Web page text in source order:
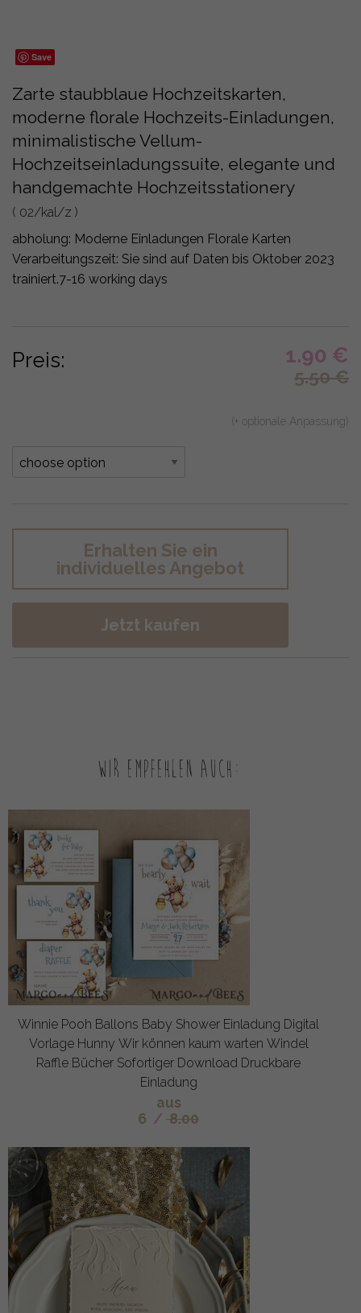
Save
Zarte staubblaue Hochzeitskarten,
moderne florale Hochzeits-Einladungen,
minimalistische Vellum-
Hochzeitseinladungssuite, elegante und
handgemachte Hochzeitsstationery
( 02/kal/z )
abholung: Moderne Einladungen Florale Karten
Verarbeitungszeit: Sie sind auf Daten bis Oktober 2023
trainiert.7-16 working days
Preis: 1.90 €
5.50€
(+ optionale Anpassung)
Erhalten Sie ein
individuelles Angebot
Jetzt kaufen
Wir empfehlen auch:
Winnie Pooh Ballons Baby Shower Einladung Digital
Vorlage Hunny Wir können kaum warten Windel
Raffle Bücher Sofortiger Download Druckbare
Einladung
aus
6 / 8.00